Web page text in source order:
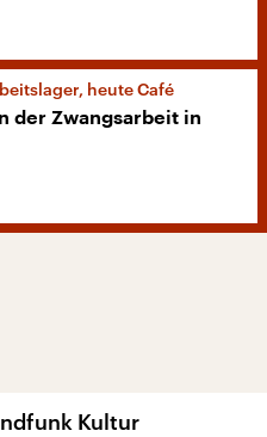
heute Café
der Zwangsarbeit in
Kultur